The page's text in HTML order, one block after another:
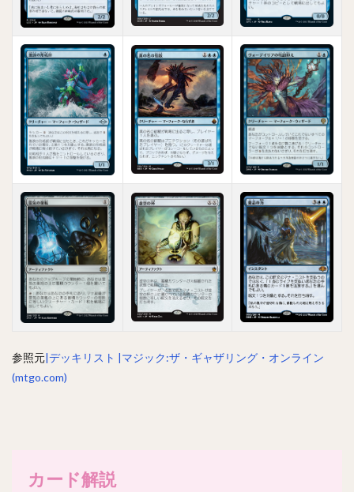
参照元|デッキリスト |マジック:ザ・ギャザリング・オンライン
(mtgo.com)
カード解説